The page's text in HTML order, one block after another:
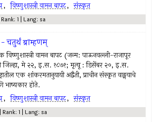
, विष्णुशास्त्री वामन बापट, संस्कृत
1 | Lang: sa
- चतुर्थं ब्राम्हणम्
विष्णुशास्त्री वामन बापट (जन्म: पाऊनवल्ली-राजापूर
जिल्हा, मे २२, इ.स. १८७१; मृत्यू : डिसेंबर २०, इ.स.
एक शांकरमतानुयायी अद्वैती, प्राचीन संस्कृत वाङ्मयाचे
भाष्यकार होते.
, विष्णुशास्त्री वामन बापट, संस्कृत
Rank: 1 | Lang: sa